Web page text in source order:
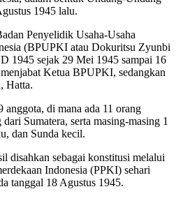
1945 lalu.
Penyelidik Usaha-Usaha
(BPUPKI atau Dokuritsu Zyunbi
1945 sejak 29 Mei 1945 sampai 16
Ketua BPUPKI, sedangkan
Hatta.
di mana ada 11 orang
Sumatera, serta masing-masing 1
dan Sunda kecil.
disahkan sebagai konstitusi melalui
Indonesia (PPKI) sehari
tanggal 18 Agustus 1945.